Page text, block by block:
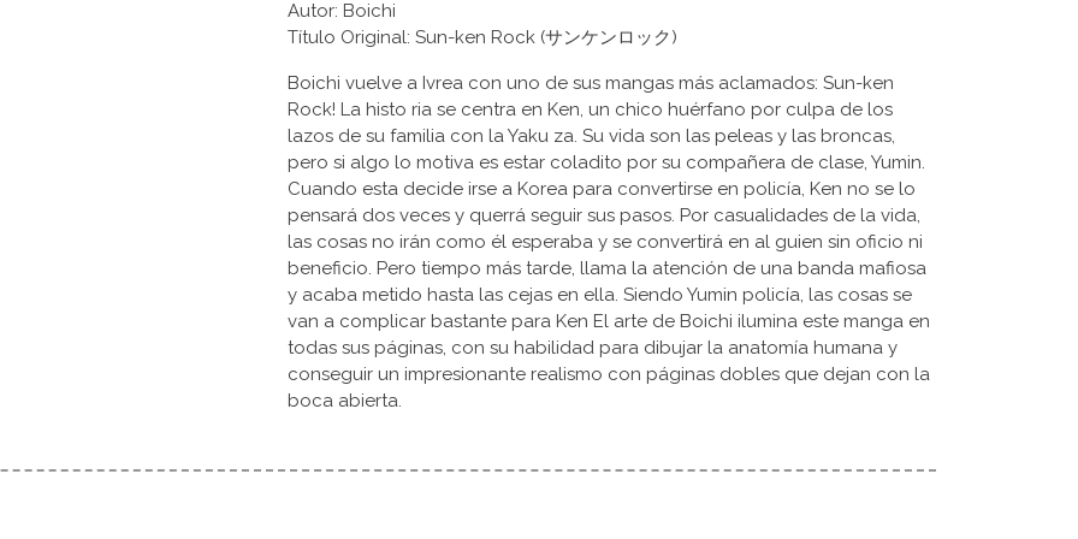
Autor: Boichi
Título Original: Sun-ken Rock (サンケンロック)
Boichi vuelve a Ivrea con uno de sus mangas más aclamados: Sun-ken
Rock! La histo ria se centra en Ken, un chico huérfano por culpa de los
lazos de su familia con la Yaku za. Su vida son las peleas y las broncas,
pero si algo lo motiva es estar coladito por su compañera de clase, Yumin.
Cuando esta decide irse a Korea para convertirse en policía, Ken no se lo
pensará dos veces y querrá seguir sus pasos. Por casualidades de la vida,
las cosas no irán como él esperaba y se convertirá en al guien sin oficio ni
beneficio. Pero tiempo más tarde, llama la atención de una banda mafiosa
y acaba metido hasta las cejas en ella. Siendo Yumin policía, las cosas se
van a complicar bastante para Ken El arte de Boichi ilumina este manga en
todas sus páginas, con su habilidad para dibujar la anatomía humana y
conseguir un impresionante realismo con páginas dobles que dejan con la
boca abierta.